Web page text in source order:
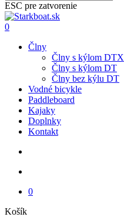
ESC pre zatvorenie
Close
Search
search
account
0
Člny
Člny s kýlom DTX
Člny s kýlom DT
Člny bez kýlu DT
Vodné bicykle
Paddleboard
Kajaky
Doplnky
Kontakt
0
KošíkClose